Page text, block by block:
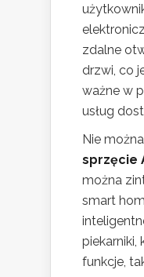
zdalne
drzwi, co
ważne w
usług
Nie
sprzęcie
można
smart
piekarniki,
funkcje,